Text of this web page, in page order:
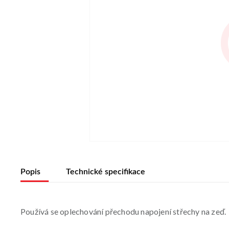
Popis Technické specifikace
Používá se oplechování přechodu napojení střechy na zeď.